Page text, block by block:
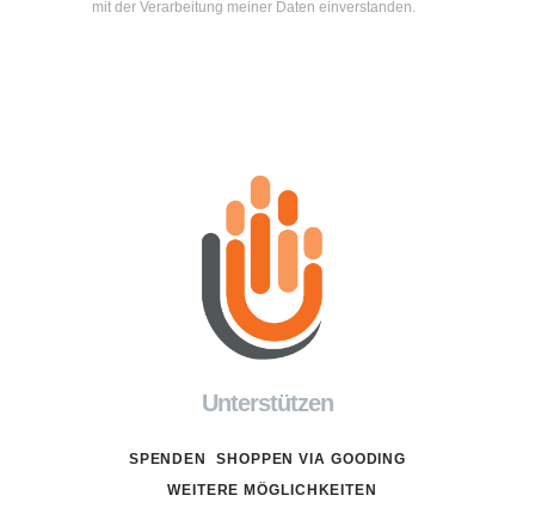
mit der Verarbeitung meiner Daten einverstanden.
Unterstützen
SPENDEN
SHOPPEN VIA GOODING
WEITERE MÖGLICHKEITEN